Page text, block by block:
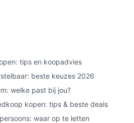
tips en koopadvies
beste keuzes 2026
welke past bij jou?
kopen: tips & beste deals
waar op te letten